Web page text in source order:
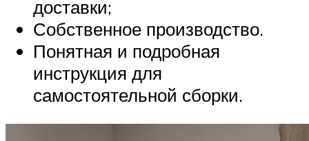
доставки;
Собственное производство.
Понятная и подробная
инструкция для
самостоятельной сборки.